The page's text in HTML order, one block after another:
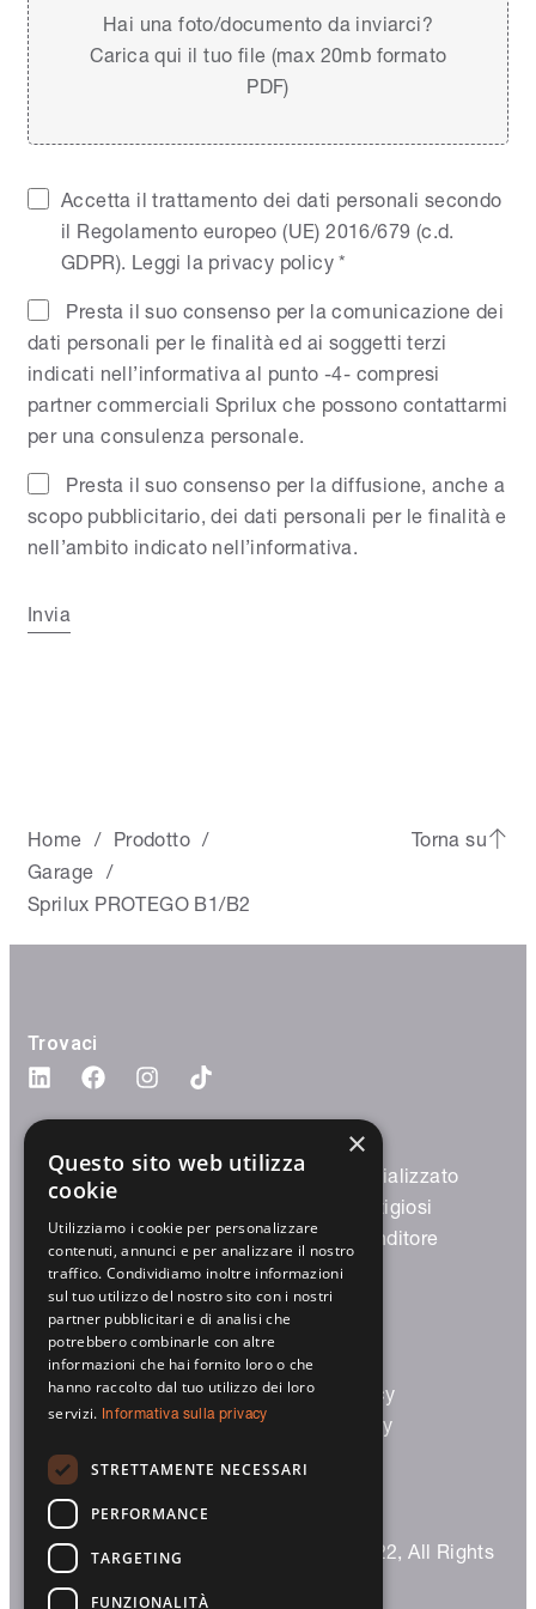
Hai una foto/documento da inviarci?
Carica qui il tuo file (max 20mb formato
PDF)
Accetta il trattamento dei dati personali secondo
il Regolamento europeo (UE) 2016/679 (c.d.
GDPR). Leggi la privacy policy*
Presta il suo consenso per la comunicazione dei
dati personali per le finalità ed ai soggetti terzi
indicati nell’informativa al punto -4- compresi
partner commerciali Sprilux che possono contattarmi
per una consulenza personale.
Presta il suo consenso per la diffusione, anche a
scopo pubblicitario, dei dati personali per le finalità e
nell’ambito indicato nell’informativa.
Invia
Home / Prodotto /
Garage /
Sprilux PROTEGO B1/B2
Torna su
Trovaci
Prodotti
Avvolgibili
Frangisole
Screen
Garage
Smart Home
Partner specializzato
Partner prestigiosi
Diventa rivenditore
Architetti/costruttori
Partner prestigiosi
Trova rivenditore
Legal
Privacy Policy
Cookie Policy
© 2023 Sprilux S.r.l. – P.IVA 03124320122, All Rights
Reserved |
×
Questo sito web utilizza
cookie
Utilizziamo i cookie per personalizzare
contenuti, annunci e per analizzare il nostro
traffico. Condividiamo inoltre informazioni
sul tuo utilizzo del nostro sito con i nostri
partner pubblicitari e di analisi che
potrebbero combinarle con altre
informazioni che hai fornito loro o che
hanno raccolto dal tuo utilizzo dei loro
servizi. Informativa sulla privacy
STRETTAMENTE NECESSARI
PERFORMANCE
TARGETING
FUNZIONALITÀ